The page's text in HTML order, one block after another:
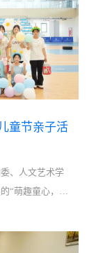
童节亲子活
、人文艺术学
“萌趣童心，快
女联合会主席宋